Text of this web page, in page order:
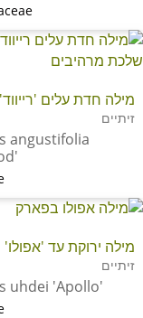
מילה חדת עלים 'רייווד'
זיתיים
angustifolia
מילה ירוקת עד 'אפולו'
זיתיים
uhdei 'Apollo'